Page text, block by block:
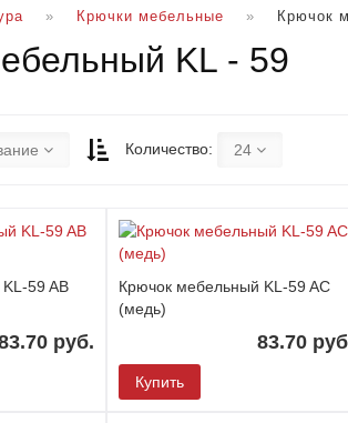
Крючки мебельные Крючок
KL - 59
Количество: 24
59 AB
руб.
Крючок мебельный KL-59 AC
(медь)
83.70
Купить